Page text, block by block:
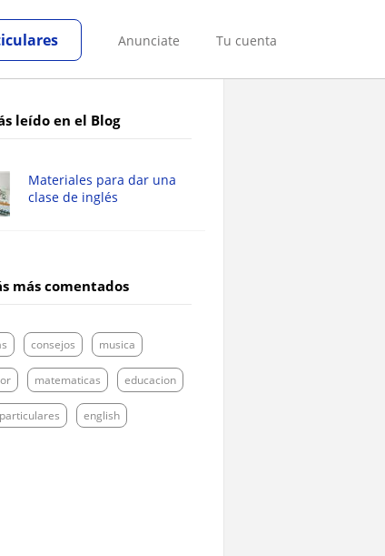
Anunciate Tu cuenta
leído en el Blog
Materiales para dar una
clase de inglés
más comentados
consejos musica
matematicas educacion
english